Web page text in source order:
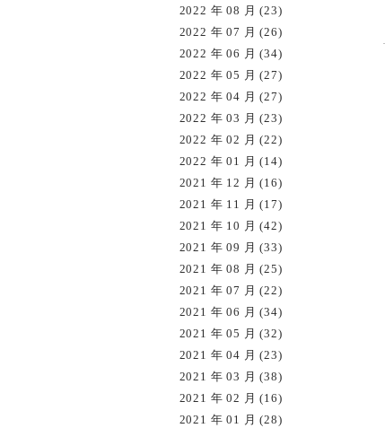
2022 年 08 月 (23)
2022 年 07 月 (26)
2022 年 06 月 (34)
2022 年 05 月 (27)
2022 年 04 月 (27)
2022 年 03 月 (23)
2022 年 02 月 (22)
2022 年 01 月 (14)
2021 年 12 月 (16)
2021 年 11 月 (17)
2021 年 10 月 (42)
2021 年 09 月 (33)
2021 年 08 月 (25)
2021 年 07 月 (22)
2021 年 06 月 (34)
2021 年 05 月 (32)
2021 年 04 月 (23)
2021 年 03 月 (38)
2021 年 02 月 (16)
2021 年 01 月 (28)